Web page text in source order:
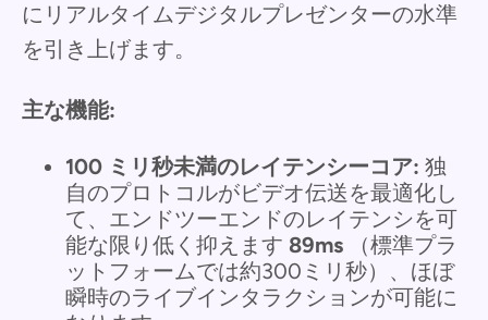
にリアルタイムデジタルプレゼンターの水準
を引き上げます。
主な機能:
100 ミリ秒未満のレイテンシーコア: 独
自のプロトコルがビデオ伝送を最適化し
て、エンドツーエンドのレイテンシを可
能な限り低く抑えます 89ms （標準プラ
ットフォームでは約300ミリ秒）、ほぼ
瞬時のライブインタラクションが可能に